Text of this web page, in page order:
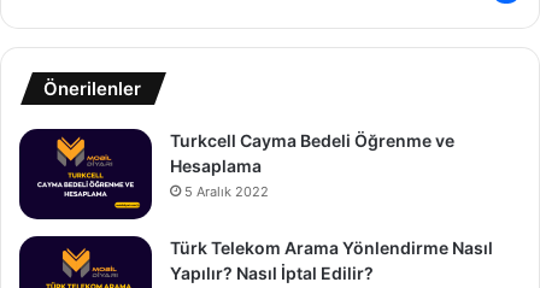
Önerilenler
Turkcell Cayma Bedeli Öğrenme ve
Hesaplama
5 Aralık 2022
Türk Telekom Arama Yönlendirme Nasıl
Yapılır? Nasıl İptal Edilir?